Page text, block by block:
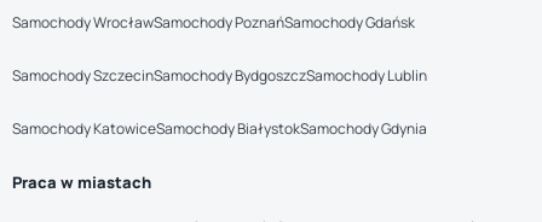
Samochody WrocławSamochody PoznańSamochody Gdańsk
Samochody SzczecinSamochody BydgoszczSamochody Lublin
Samochody KatowiceSamochody BiałystokSamochody Gdynia
Praca w miastach